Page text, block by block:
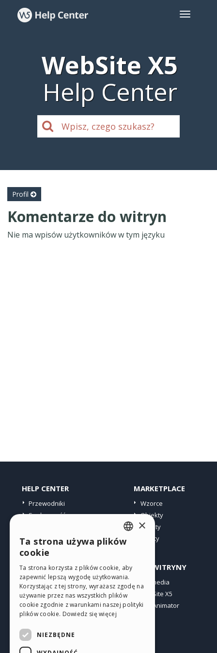
WebSite X5
Help Center
Profil
Komentarze do witryn
Nie ma wpisów użytkowników w tym języku
HELP CENTER
Przewodniki
Społeczność
MARKETPLACE
Wzorce
Obiekty
Punkty
Oferty
PROFIL
Moje wpisy
Moje licencje
Pobieranie
Web hosting
INNE WITRYNY
Incomedia
WebSite X5
WebAnimator
ENGLISH
GERMAN
SPANISH
PORTUGUESE
×
Ta strona używa plików
cookie
Ta strona korzysta z plików cookie, aby
zapewnić lepszą wygodę użytkowania.
Korzystając z tej strony, wyrażasz zgodę na
używanie przez nas wszystkich plików
cookie zgodnie z warunkami naszej polityki
plików cookie. Dowiedz się więcej
NIEZBĘDNE